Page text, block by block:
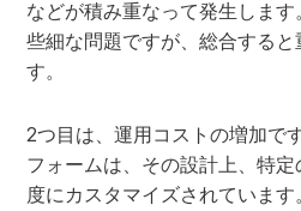
などが積み重なって発生しま
些細な問題ですが、総合すると
す。
2つ目は、運用コストの増加で
フォームは、その設計上、特
度にカスタマイズされていま